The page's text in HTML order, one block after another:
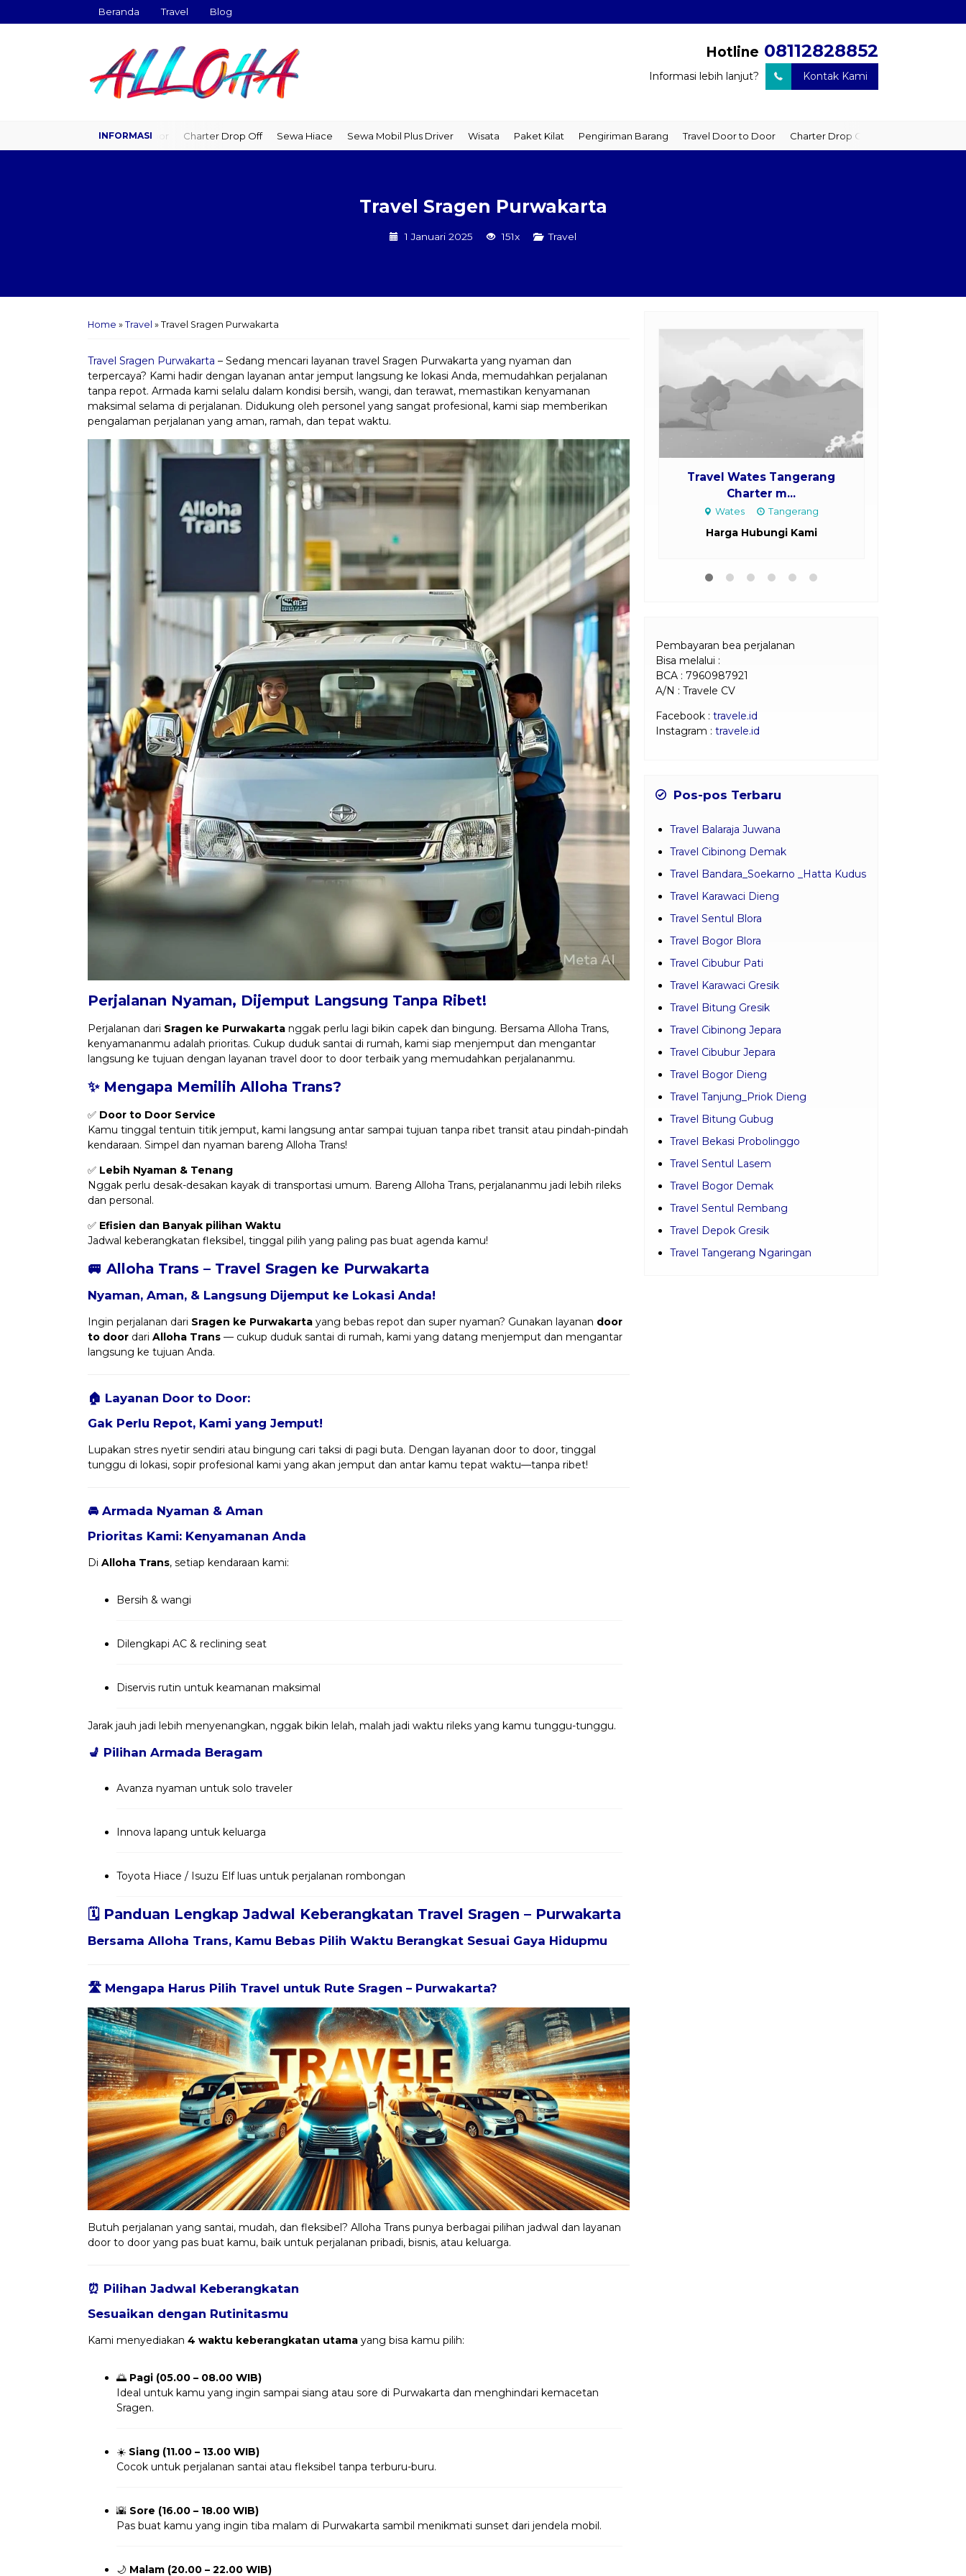
Beranda Travel Blog
Hotline 08112828852
Informasi lebih lanjut? Kontak Kami
Travel Door to Door Charter Drop Off Sewa Hiace Sewa Mobil Plus Driver Wisata Paket Kilat Pengiriman Barang Travel Door to Door Charter Drop Off Sewa Hiace
Travel Sragen Purwakarta
1 Januari 2025 151x Travel
Home » Travel » Travel Sragen Purwakarta
Travel Sragen Purwakarta – Sedang mencari layanan travel Sragen Purwakarta yang nyaman dan
terpercaya? Kami hadir dengan layanan antar jemput langsung ke lokasi Anda, memudahkan perjalanan
tanpa repot. Armada kami selalu dalam kondisi bersih, wangi, dan terawat, memastikan kenyamanan
maksimal selama di perjalanan. Didukung oleh personel yang sangat profesional, kami siap memberikan
pengalaman perjalanan yang aman, ramah, dan tepat waktu.
Perjalanan Nyaman, Dijemput Langsung Tanpa Ribet!
Perjalanan dari Sragen ke Purwakarta nggak perlu lagi bikin capek dan bingung. Bersama Alloha Trans,
kenyamananmu adalah prioritas. Cukup duduk santai di rumah, kami siap menjemput dan mengantar
langsung ke tujuan dengan layanan travel door to door terbaik yang memudahkan perjalananmu.
✨ Mengapa Memilih Alloha Trans?
✅ Door to Door Service
Kamu tinggal tentuin titik jemput, kami langsung antar sampai tujuan tanpa ribet transit atau pindah-pindah
kendaraan. Simpel dan nyaman bareng Alloha Trans!
✅ Lebih Nyaman & Tenang
Nggak perlu desak-desakan kayak di transportasi umum. Bareng Alloha Trans, perjalananmu jadi lebih rileks
dan personal.
✅ Efisien dan Banyak pilihan Waktu
Jadwal keberangkatan fleksibel, tinggal pilih yang paling pas buat agenda kamu!
🚐 Alloha Trans – Travel Sragen ke Purwakarta
Nyaman, Aman, & Langsung Dijemput ke Lokasi Anda!
Ingin perjalanan dari Sragen ke Purwakarta yang bebas repot dan super nyaman? Gunakan layanan door
to door dari Alloha Trans — cukup duduk santai di rumah, kami yang datang menjemput dan mengantar
langsung ke tujuan Anda.
🏠 Layanan Door to Door:
Gak Perlu Repot, Kami yang Jemput!
Lupakan stres nyetir sendiri atau bingung cari taksi di pagi buta. Dengan layanan door to door, tinggal
tunggu di lokasi, sopir profesional kami yang akan jemput dan antar kamu tepat waktu—tanpa ribet!
🚘 Armada Nyaman & Aman
Prioritas Kami: Kenyamanan Anda
Di Alloha Trans, setiap kendaraan kami:
Bersih & wangi
Dilengkapi AC & reclining seat
Diservis rutin untuk keamanan maksimal
Jarak jauh jadi lebih menyenangkan, nggak bikin lelah, malah jadi waktu rileks yang kamu tunggu-tunggu.
💺 Pilihan Armada Beragam
Avanza nyaman untuk solo traveler
Innova lapang untuk keluarga
Toyota Hiace / Isuzu Elf luas untuk perjalanan rombongan
🗓️ Panduan Lengkap Jadwal Keberangkatan Travel Sragen – Purwakarta
Bersama Alloha Trans, Kamu Bebas Pilih Waktu Berangkat Sesuai Gaya Hidupmu
🛣️ Mengapa Harus Pilih Travel untuk Rute Sragen – Purwakarta?
Butuh perjalanan yang santai, mudah, dan fleksibel? Alloha Trans punya berbagai pilihan jadwal dan layanan
door to door yang pas buat kamu, baik untuk perjalanan pribadi, bisnis, atau keluarga.
⏰ Pilihan Jadwal Keberangkatan
Sesuaikan dengan Rutinitasmu
Kami menyediakan 4 waktu keberangkatan utama yang bisa kamu pilih:
🌅 Pagi (05.00 – 08.00 WIB)
Ideal untuk kamu yang ingin sampai siang atau sore di Purwakarta dan menghindari kemacetan
Sragen.
☀️ Siang (11.00 – 13.00 WIB)
Cocok untuk perjalanan santai atau fleksibel tanpa terburu-buru.
🌇 Sore (16.00 – 18.00 WIB)
Pas buat kamu yang ingin tiba malam di Purwakarta sambil menikmati sunset dari jendela mobil.
🌙 Malam (20.00 – 22.00 WIB)
Travel Wates Tangerang
Charter m...
Wates Tangerang
Harga Hubungi Kami
Pembayaran bea perjalanan
Bisa melalui :
BCA : 7960987921
A/N : Travele CV
Facebook : travele.id
Instagram : travele.id
Pos-pos Terbaru
Travel Balaraja Juwana
Travel Cibinong Demak
Travel Bandara_Soekarno _Hatta Kudus
Travel Karawaci Dieng
Travel Sentul Blora
Travel Bogor Blora
Travel Cibubur Pati
Travel Karawaci Gresik
Travel Bitung Gresik
Travel Cibinong Jepara
Travel Cibubur Jepara
Travel Bogor Dieng
Travel Tanjung_Priok Dieng
Travel Bitung Gubug
Travel Bekasi Probolinggo
Travel Sentul Lasem
Travel Bogor Demak
Travel Sentul Rembang
Travel Depok Gresik
Travel Tangerang Ngaringan